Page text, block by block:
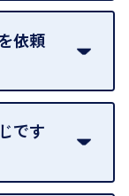
依頼
利用くださ
です